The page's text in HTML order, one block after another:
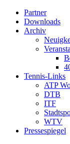
Partner
Downloads
Archiv
Tennis-Links
ATP
DTB
ITF
WTV
Pressespiegel